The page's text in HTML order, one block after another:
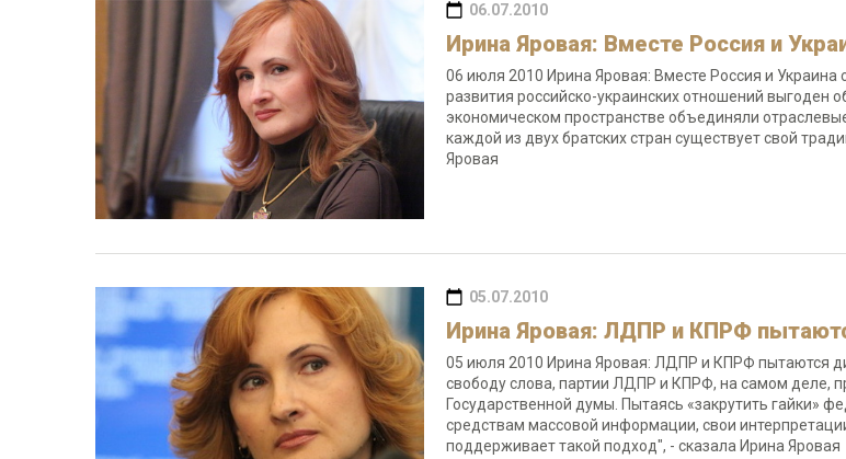
06.07.2010
Ирина Яровая: Вместе Россия и
06 июля 2010 Ирина Яровая: Вместе Россия и
развития российско-украинских отношений
экономическом пространстве объединяли
каждой из двух братских стран существует свой
Яровая
05.07.2010
Ирина Яровая: ЛДПР и КПРФ
05 июля 2010 Ирина Яровая: ЛДПР и КПРФ пытаются
свободу слова, партии ЛДПР и КПРФ, на самом деле,
Государственной думы. Пытаясь «закрутить гайки»
средствам массовой информации, свои
поддерживает такой подход", - сказала Ирина